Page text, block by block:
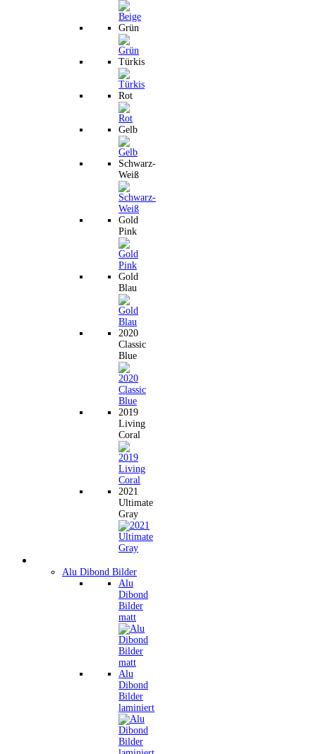
Grün
Türkis
Rot
Gelb
Schwarz-
Weiß
Gold
Pink
Gold
Blau
2020
Classic
Blue
2019
Living
Coral
2021
Ultimate
Gray
Alu Dibond Bilder
Alu
Dibond
Bilder
matt
Alu
Dibond
Bilder
laminiert